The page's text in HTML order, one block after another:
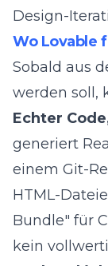
Design-
Wo Lovable
Sobald aus
werden soll,
Echter
generiert
einem Git-
HTML-
Bundle" für
kein